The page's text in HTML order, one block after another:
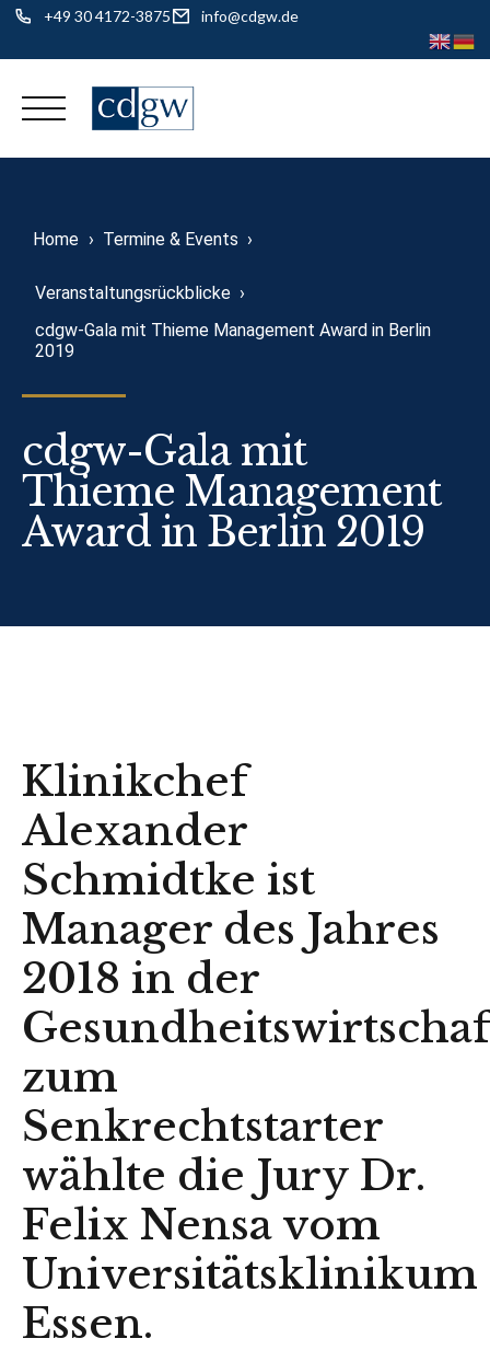
+49 30 4172-3875 info@cdgw.de
Skip
Home › Termine & Events ›
Veranstaltungsrückblicke ›
cdgw-Gala mit Thieme Management Award in Berlin
2019
cdgw-Gala mit
Thieme Management
Award in Berlin 2019
Klinikchef
Alexander
Schmidtke ist
Manager des Jahres
2018 in der
zum
Senkrechtstarter
wählte die Jury Dr.
Felix Nensa vom
Universitätsklinikum
Essen.